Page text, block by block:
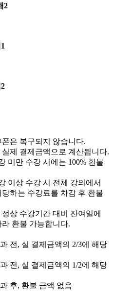
2
은 복구되지 않습니다.
제 결제금액으로 계산됩니다.
미만 수강 시에는 100% 환불
이상 수강 시 전체 강의에서
하는 수강료를 차감 후 환불
상 수강기간 대비 잔여일에
환불 가능합니다.
전, 실 결제금액의 2/3에 해당
전, 실 결제금액의 1/2에 해당
후, 환불 금액 없음